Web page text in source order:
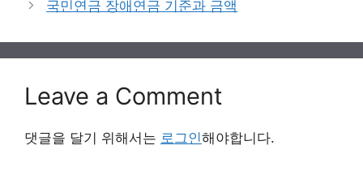
국민연금 장애연금 기준과 금액
Leave a Comment
댓글을 달기 위해서는 로그인해야합니다.